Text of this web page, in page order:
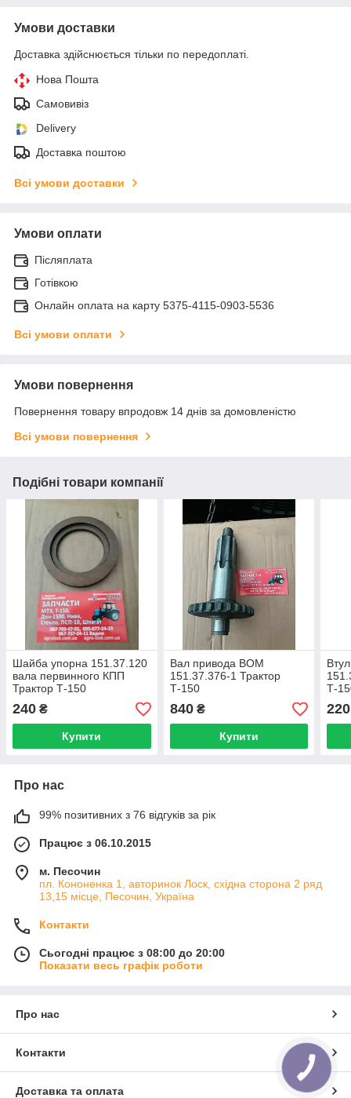
Умови доставки
Доставка здійснюється тільки по передоплаті.
Нова Пошта
Самовивіз
Delivery
Доставка поштою
Всі умови доставки
Умови оплати
Післяплата
Готівкою
Онлайн оплата на карту 5375-4115-0903-5536
Всі умови оплати
Умови повернення
Повернення товару впродовж 14 днів за домовленістю
Всі умови повернення
Подібні товари компанії
Шайба упорна 151.37.120
вала первинного КПП
Трактор Т-150
240 ₴
Купити
Вал привода ВОМ
151.37.376-1 Трактор
Т-150
840₴
Купити
Т-
220
Про нас
99% позитивних з 76 відгуків за рік
Працює з 06.10.2015
м. Песочин
пл. Кононенка 1, авторинок Лоск, східна сторона 2 ряд
13,15 місце, Песочин, Україна
Контакти
Сьогодні працює з 08:00 до 20:00
Показати весь графік роботи
Про нас
Контакти
Доставка та оплата